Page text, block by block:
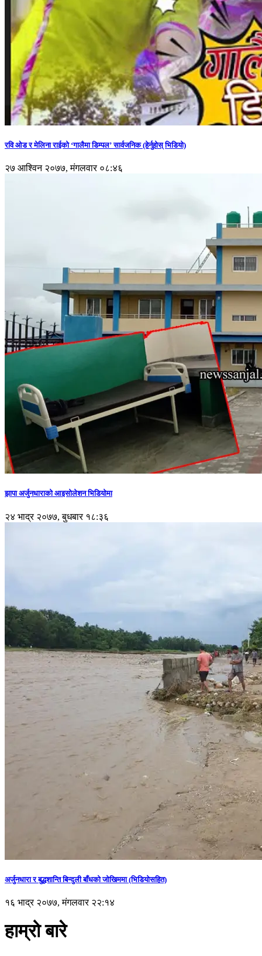
रवि ओड र मेलिना राईको ‘गालैमा डिम्पल’ सार्वजनिक (हेर्नुहोस् भिडियो)
२७ आश्विन २०७७, मंगलवार ०८:४६
झापा अर्जुनधाराको आइसोलेशन भिडियोमा
२४ भाद्र २०७७, बुधबार १८:३६
अर्जुनधारा र बुद्धशान्ति बिन्दुली बाँधको जोखिममा (भिडियाेसहित)
१६ भाद्र २०७७, मंगलवार २२:१४
हाम्रो बारे